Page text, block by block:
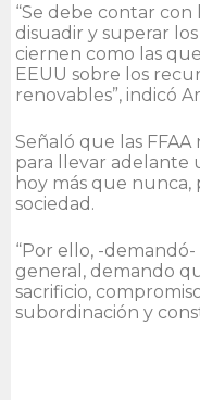
“Se debe contar
disuadir y superar
ciernen como las
EEUU sobre los
renovables”, indicó
Señaló que las
para llevar adelante
hoy más que nunca,
sociedad.
“Por ello, -
general, demando
sacrificio,
subordinación y